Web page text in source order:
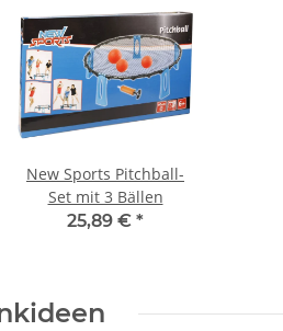
New Sports Pitchball-
Set mit 3 Bällen
25,89 € *